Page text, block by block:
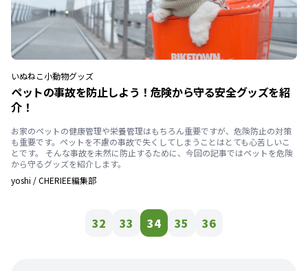
いぬねこ小動物グッズ
ペットの事故を防止しよう！危険から守る安全グッズを紹
介！
お家のペットの健康管理や栄養管理はもちろん重要ですが、危険防止の対策
も重要です。ペットを不慮の事故で失くしてしまうことはとても心苦しいこ
とです。 そんな事故を未然に防止するために、今回の記事ではペットを危険
から守るグッズを紹介します。
yoshi /CHERIEE編集部
32 33 34 35 36